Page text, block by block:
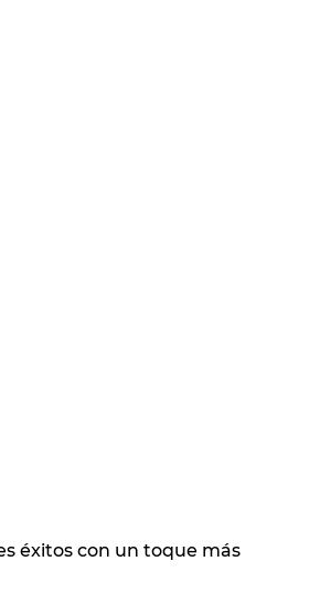
éxitos con un toque más